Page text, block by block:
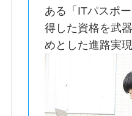
ある「ITパスポ
得した資格を武
めとした進路実